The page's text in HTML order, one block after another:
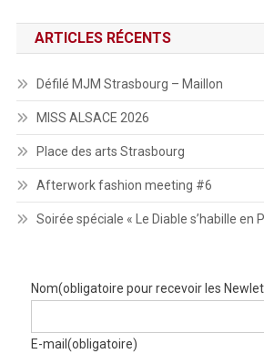
ARTICLES RÉCENTS
Défilé MJM Strasbourg – Maillon
MISS ALSACE 2026
Place des arts Strasbourg
Afterwork fashion meeting #6
Soirée spéciale « Le Diable s’habille en
Nom(obligatoire pour recevoir les
E-mail(obligatoire)